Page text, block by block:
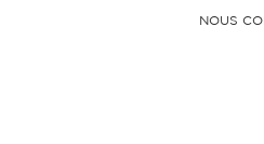
NOUS